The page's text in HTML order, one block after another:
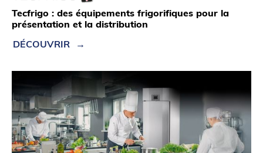
Tecfrigo : des équipements frigorifiques pour la
présentation et la distribution
DÉCOUVRIR